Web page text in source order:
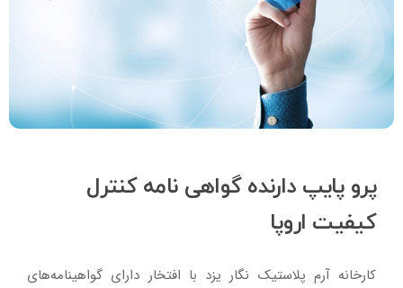
پرو پایپ دارنده گواهی نامه کنترل
کیفیت اروپا
کارخانه آرم پلاستیک نگار یزد با افتخار دارای گواهینامه‌های